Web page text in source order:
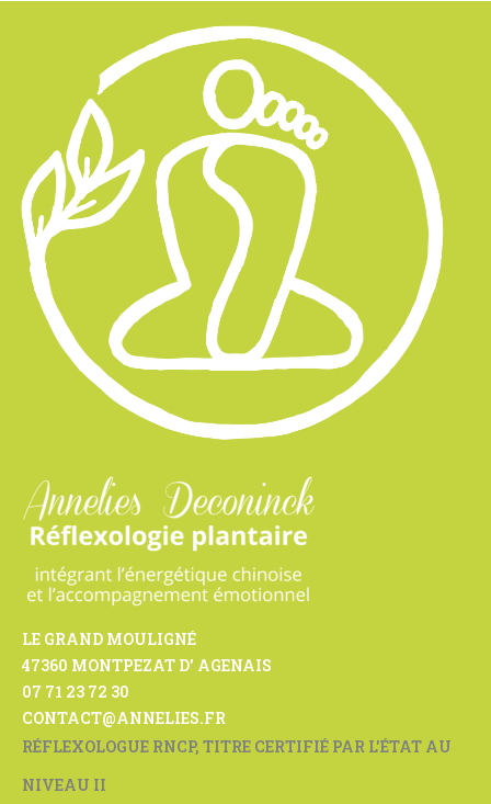
LE GRAND MOULIGNÉ
47360 MONTPEZAT D' AGENAIS
07 71 23 72 30
CONTACT@ANNELIES.FR
RÉFLEXOLOGUE RNCP, TITRE CERTIFIÉ PAR L'ÉTAT AU
NIVEAU II